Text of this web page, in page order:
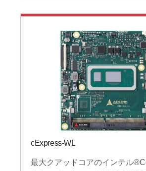
cExpress-WL
最大クアッドコアのインテル